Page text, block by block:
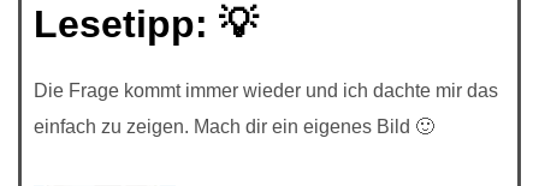
Lesetipp: 💡
Die Frage kommt immer wieder und ich dachte mir das
einfach zu zeigen. Mach dir ein eigenes Bild 🙂